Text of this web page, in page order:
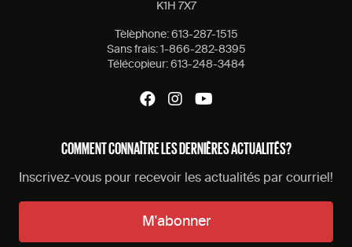
K1H 7X7
Tèlèphone: 613-287-1515
Sans frais: 1-866-282-8395
Télécopieur: 613-248-3484
COMMENT CONNAÎTRE LES DERNIÈRES ACTUALITÉS?
Inscrivez-vous pour recevoir les actualités par courriel!
M'abonner